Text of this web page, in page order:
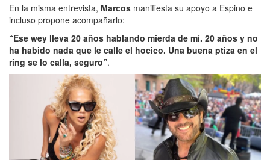
En la misma entrevista, Marcos manifiesta su apoyo a Espino e
incluso propone acompañarlo:
“Ese wey lleva 20 años hablando mierda de mí. 20 años y no
ha habido nada que le calle el hocico. Una buena ptiza en el
ring se lo calla, seguro”.